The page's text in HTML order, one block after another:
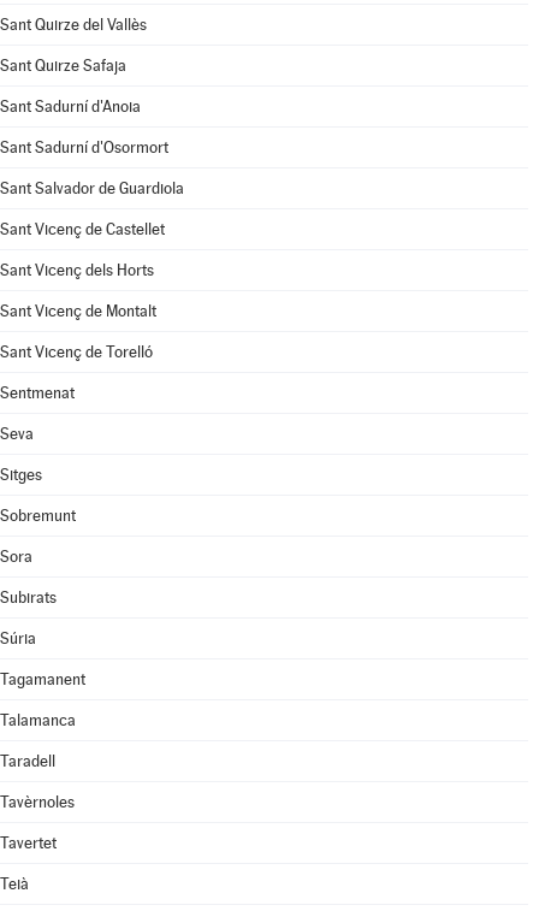
Sant Quirze del Vallès
Sant Quirze Safaja
Sant Sadurní d'Anoia
Sant Sadurní d'Osormort
Sant Salvador de Guardiola
Sant Vicenç de Castellet
Sant Vicenç dels Horts
Sant Vicenç de Montalt
Sant Vicenç de Torelló
Sentmenat
Seva
Sitges
Sobremunt
Sora
Subirats
Súria
Tagamanent
Talamanca
Taradell
Tavèrnoles
Tavertet
Teià